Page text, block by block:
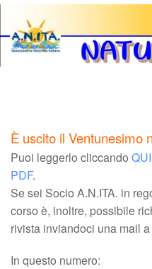
È uscito il Ventunesimo
Puoi leggerlo cliccando QUI
PDF.
Se sei Socio A.N.ITA. in
corso è, inoltre, possibile
rivista inviandoci una mail a
In questo numero: